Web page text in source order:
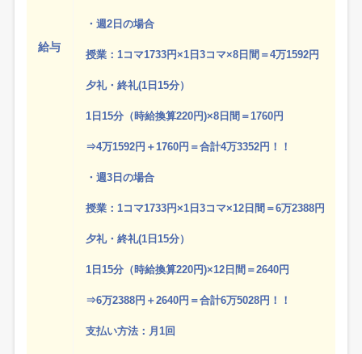
給与
・週2日の場合
授業：1コマ1733円×1日3コマ×8日間＝4万1592円
夕礼・終礼(1日15分）
1日15分（時給換算220円)×8日間＝1760円
⇒4万1592円＋1760円＝合計4万3352円！！
・週3日の場合
授業：1コマ1733円×1日3コマ×12日間＝6万2388円
夕礼・終礼(1日15分）
1日15分（時給換算220円)×12日間＝2640円
⇒6万2388円＋2640円＝合計6万5028円！！
支払い方法：月1回